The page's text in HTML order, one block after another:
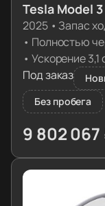
Tesla Model
2025• Запас
• Полностью
• Ускорение 3,1
Под заказ
Без пробега
9 802 067
≈ 97 507€